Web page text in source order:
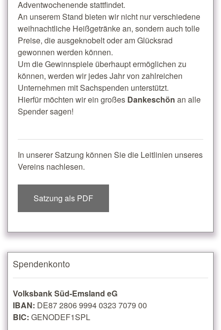
Adventwochenende stattfindet.
An unserem Stand bieten wir nicht nur verschiedene
weihnachtliche Heißgetränke an, sondern auch tolle
Preise, die ausgeknobelt oder am Glücksrad
gewonnen werden können.
Um die Gewinnspiele überhaupt ermöglichen zu
können, werden wir jedes Jahr von zahlreichen
Unternehmen mit Sachspenden unterstützt.
Hierfür möchten wir ein großes Dankeschön an alle
Spender sagen!
In unserer Satzung können Sie die Leitlinien unseres
Vereins nachlesen.
Satzung als PDF
Spendenkonto
Volksbank Süd-Emsland eG
IBAN: DE87 2806 9994 0323 7079 00
BIC: GENODEF1SPL